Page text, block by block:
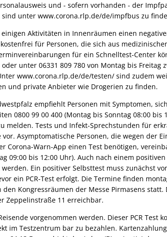
und - sofern vorhanden - der
unter www.corona.rlp.de/de/impfbus zu
Aktivitäten in Innenräumen einen
für Personen, die sich aus
für ein Schnelltest-Center
unter 06331 809 780 von Montag bis Freitag
www.corona.rlp.de/de/testen/ sind zudem
und private Anbieter wie Drogerien zu finden.
empfiehlt Personen mit Symptomen,
0800 99 00 400 (Montag bis Sonntag 08:00 bis
melden. Tests und Infekt-Sprechstunden für
Asymptomatische Personen, die wegen der
Corona-Warn-App einen Test benötigen,
09:00 bis 12:00 Uhr). Auch nach einem
Ein positiver Selbsttest muss zunächst
ein PCR-Test erfolgt. Die Termine finden
Kongressräumen der Messe Pirmasens statt.
Zeppelinstraße 11 erreichbar.
vorgenommen werden. Dieser PCR Test
im Testzentrum bar zu bezahlen.